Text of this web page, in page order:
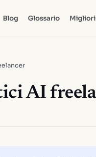
Blog Glossario Migliori
AI